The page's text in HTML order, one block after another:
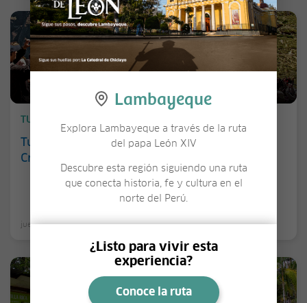
TURISMO
Turismo en el Valle del Colca: restricción en la
Cruz del Cóndor
jueves, 21 agosto 2025
Lambayeque
Explora Lambayeque a través de la ruta
del papa León XIV
Descubre esta región siguiendo una ruta
que conecta historia, fe y cultura en el
norte del Perú.
¿Listo para vivir esta
experiencia?
Conoce la ruta